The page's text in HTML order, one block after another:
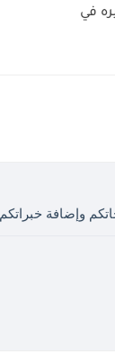
في
وإضافة خبراتكم